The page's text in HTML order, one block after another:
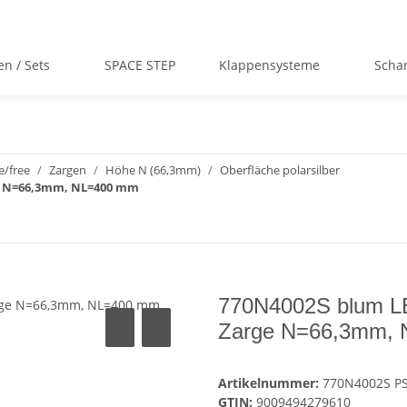
/ Sets SPACE STEP Klappensysteme
free Zargen Höhe N (66,3mm)
Oberfläche polarsilber
NL=400 mm
770N4002S blum
Zarge N=66,3mm,
Artikelnummer: 770N4002S
GTIN: 9009494279610